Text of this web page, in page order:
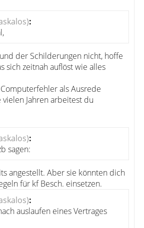
:
der Schilderungen nicht, hoffe
sich zeitnah auflöst wie alles
als Ausrede
Jahren arbeitest du
:
sagen:
angestellt. Aber sie könnten dich
für kf Besch. einsetzen.
:
auslaufen eines Vertrages